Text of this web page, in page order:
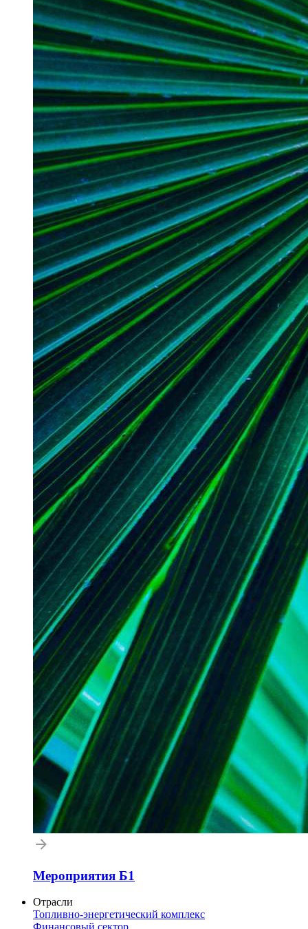
Мероприятия Б1
Отрасли
Топливно-энергетический комплекс